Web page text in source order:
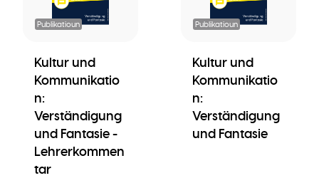
Publikatioun
Kultur und
Kommunikatio
n:
Verständigung
und Fantasie -
Lehrerkommen
tar
Publikatioun
Kultur und
Kommunikatio
n:
Verständigung
und Fantasie